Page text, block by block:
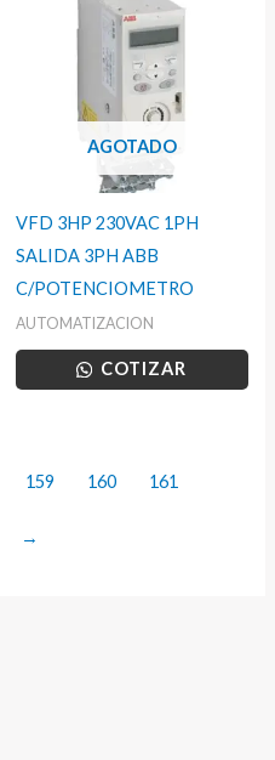
AGOTADO
VFD 3HP 230VAC 1PH
SALIDA 3PH ABB
C/POTENCIOMETRO
AUTOMATIZACION
COTIZAR
159 160 161
→